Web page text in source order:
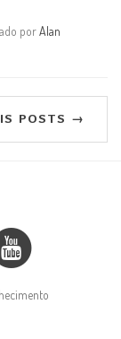
porAlan
POSTS →